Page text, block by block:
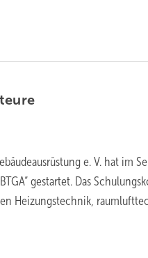
e. V. hat im
gestartet. Das
Heizungstechnik,